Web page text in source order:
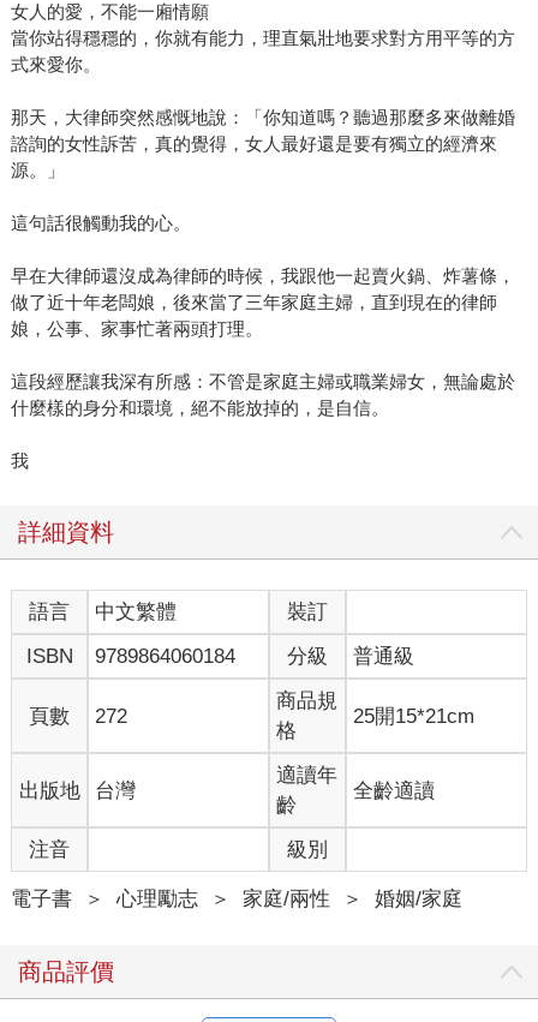
女人的愛，不能一廂情願
當你站得穩穩的，你就有能力，理直氣壯地要求對方用平等的方
式來愛你。
那天，大律師突然感慨地說：「你知道嗎？聽過那麼多來做離婚
諮詢的女性訴苦，真的覺得，女人最好還是要有獨立的經濟來
源。」
這句話很觸動我的心。
早在大律師還沒成為律師的時候，我跟他一起賣火鍋、炸薯條，
做了近十年老闆娘，後來當了三年家庭主婦，直到現在的律師
娘，公事、家事忙著兩頭打理。
這段經歷讓我深有所感：不管是家庭主婦或職業婦女，無論處於
什麼樣的身分和環境，絕不能放掉的，是自信。
我
詳細資料
語言 中文繁體
裝訂
ISBN
9789864060184 分級 普通級
頁數 272
商品規
格
25開15*21cm
出版地 台灣
適讀年
齡
全齡適讀
注音 級別
電子書 ＞ 心理勵志 ＞ 家庭/兩性 ＞ 婚姻/家庭
商品評價